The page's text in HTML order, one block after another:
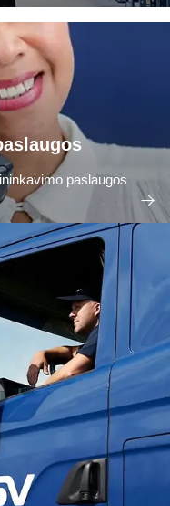
paslaugos